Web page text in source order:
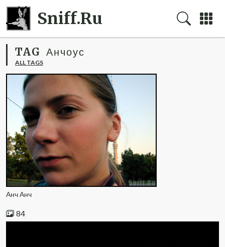
Sniff.Ru
TAG Анчоус
ALL TAGS
Анч Анч
84